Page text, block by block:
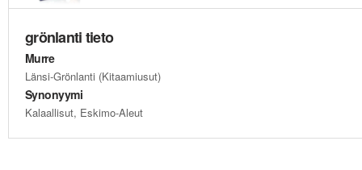
grönlanti tieto
Murre
Länsi-Grönlanti (Kitaamiusut)
Synonyymi
Kalaallisut, Eskimo-Aleut